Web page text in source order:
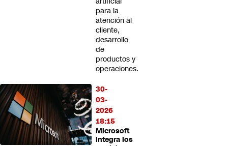
para la
atención al
cliente,
desarrollo
de
productos y
operaciones.
30-
03-
2026
18:15
Microsoft
integra los